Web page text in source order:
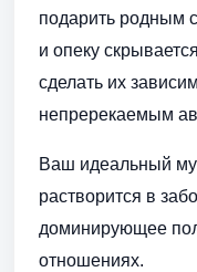
подарить родным
и опеку
сделать их
непререкаемым
Ваш идеальный
растворится в
доминирующее
отношениях.